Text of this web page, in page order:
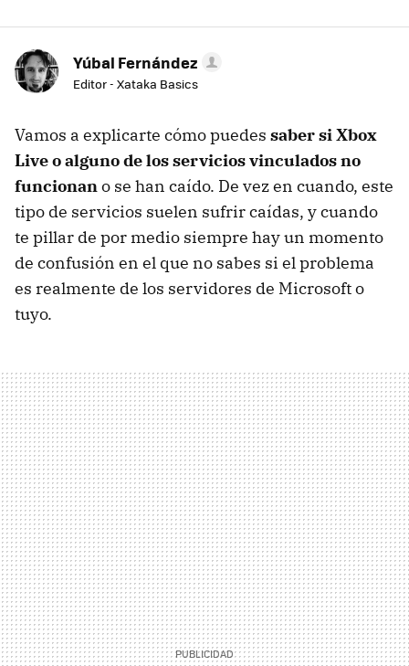
Yúbal Fernández
Editor - Xataka Basics
Vamos a explicarte cómo puedes saber si Xbox
Live o alguno de los servicios vinculados no
funcionano se han caído. De vez en cuando, este
tipo de servicios suelen sufrir caídas, y cuando
te pillar de por medio siempre hay un momento
de confusión en el que no sabes si el problema
es realmente de los servidores de Microsoft o
tuyo.